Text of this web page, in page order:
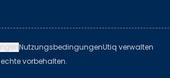
NutzungsbedingungenUtiq verwalten
vorbehalten.